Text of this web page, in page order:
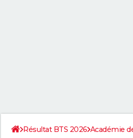
Résultat BTS 2026 Académie